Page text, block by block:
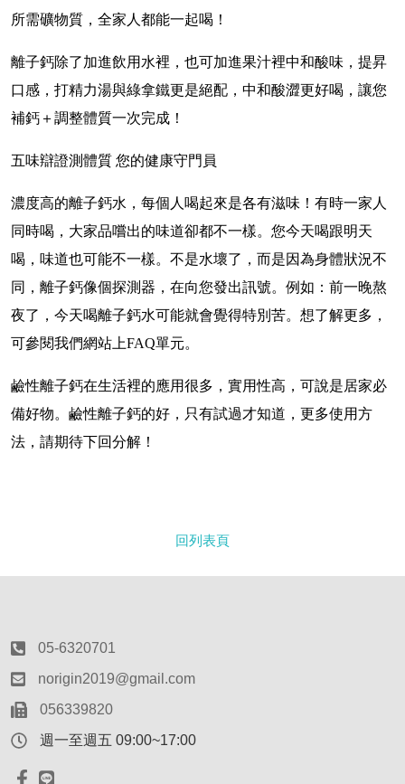
所需礦物質，全家人都能一起喝！
離子鈣除了加進飲用水裡，也可加進果汁裡中和酸味，提昇
口感，打精力湯與綠拿鐵更是絕配，中和酸澀更好喝，讓您
補鈣＋調整體質一次完成！
五味辯證測體質 您的健康守門員
濃度高的離子鈣水，每個人喝起來是各有滋味！有時一家人
同時喝，大家品嚐出的味道卻都不一樣。您今天喝跟明天
喝，味道也可能不一樣。不是水壞了，而是因為身體狀況不
同，離子鈣像個探測器，在向您發出訊號。例如：前一晚熬
夜了，今天喝離子鈣水可能就會覺得特別苦。想了解更多，
可參閱我們網站上FAQ單元。
鹼性離子鈣在生活裡的應用很多，實用性高，可說是居家必
備好物。鹼性離子鈣的好，只有試過才知道，更多使用方
法，請期待下回分解！
回列表頁
05-6320701
norigin2019@gmail.com
056339820
週一至週五 09:00~17:00